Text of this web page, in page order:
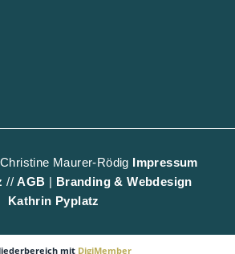
Maurer-Rödig Impressum
//AGB | Branding & Webdesign
Kathrin Pyplatz
mit DigiMember